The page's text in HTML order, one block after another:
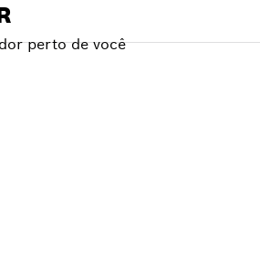
perto de você